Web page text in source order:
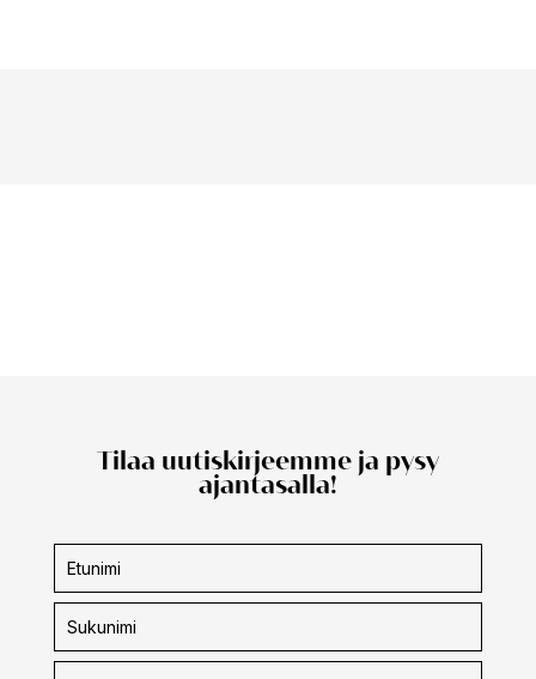
Tilaa uutiskirjeemme ja pysy
ajantasalla!
Uutiskirjeen
tilaus